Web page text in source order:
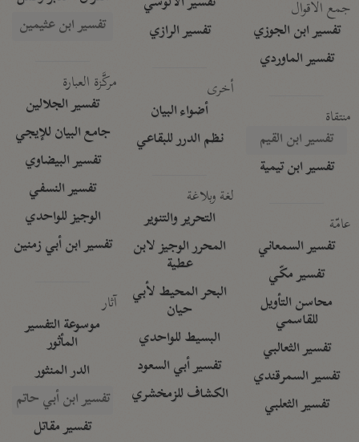
جمع الأقوال
تفسير ابن الجوزي
تفسير الماوردي
منتقاة
تفسير ابن القيم
تفسير ابن تيمية
عامّة
تفسير السمعاني
تفسير مكّي
محاسن التأويل
للقاسمي
تفسير الثعالبي
تفسير السمرقندي
تفسير الثعلبي
تفسير الرازي
أخرى
أضواء البيان
نظم الدرر للبقاعي
لغة وبلاغة
التحرير والتنوير
المحرر الوجيز لابن
عطية
البحر المحيط لأبي
حيان
البسيط للواحدي
تفسير أبي السعود
الكشاف للزمخشري
تفسير ابن عثيمين
مركَّزة العبارة
تفسير الجلالين
جامع البيان للإيجي
تفسير البيضاوي
تفسير النسفي
الوجيز للواحدي
تفسير ابن أبي زمنين
آثار
موسوعة التفسير
المأثور
الدر المنثور
تفسير ابن أبي حاتم
تفسير مقاتل